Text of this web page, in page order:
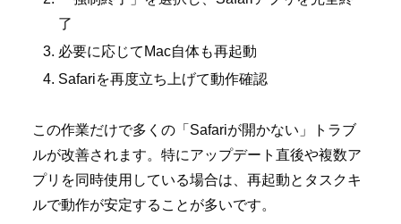
了
必要に応じてMac自体も再起動
Safariを再度立ち上げて動作確認
この作業だけで多くの「Safariが開かない」トラブ
ルが改善されます。特にアップデート直後や複数ア
プリを同時使用している場合は、再起動とタスクキ
ルで動作が安定することが多いです。